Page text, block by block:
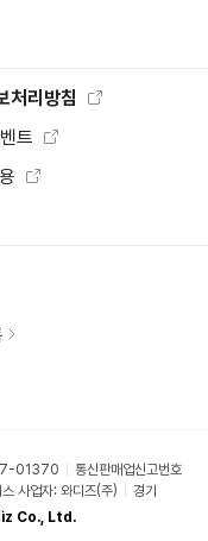
처리방침
트
01370
통신판매업신고번호
사업자: 와디즈(주)
경기
Co., Ltd.